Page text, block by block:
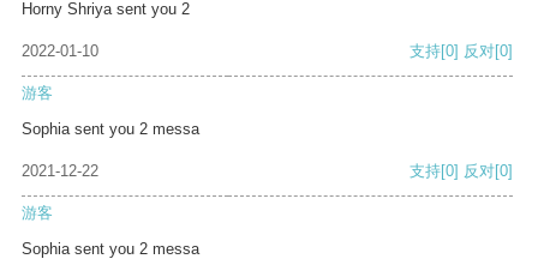
Horny Shriya sent you 2
2022-01-10 支持[0] 反对[0]
游客
Sophia sent you 2 messa
2021-12-22 支持[0] 反对[0]
游客
Sophia sent you 2 messa